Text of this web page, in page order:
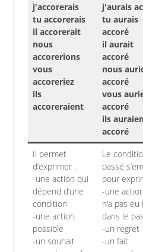
j'accorerais
tu accorerais
il accorerait
nous
accorerions
vous
accoreriez
ils
accoreraient
j'aurais
tu aurais
accoré
il aurait
accoré
nous
accoré
vous
accoré
ils
accoré
Il permet
d’exprimer :
-une action qui
dépend d’une
condition
-une action
possible
-un souhait
Le
passé
pour
-une
n’a pas eu
dans le
-un regret
-un fait